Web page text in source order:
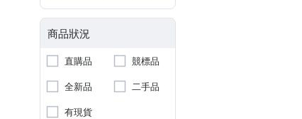
商品狀況
直購品
競標品
全新品
二手品
有現貨